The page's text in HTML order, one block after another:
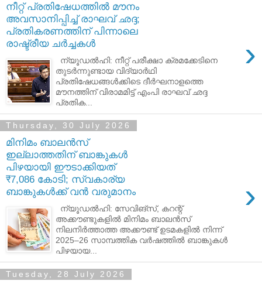
നീറ്റ് പ്രതിഷേധത്തിൽ മൗനം
അവസാനിപ്പിച്ച് രാഘവ് ഛദ്ദ;
പ്രതികരണത്തിന് പിന്നാലെ
രാഷ്ട്രീയ ചർച്ചകൾ
›
ന്യൂഡൽഹി: നീറ്റ് പരീക്ഷാ ക്രമക്കേടിനെ
തുടർന്നുണ്ടായ വിദ്യാർഥി
പ്രതിഷേധങ്ങൾക്കിടെ ദീർഘനാളത്തെ
മൗനത്തിന് വിരാമമിട്ട് എംപി രാഘവ് ഛദ്ദ
പ്രതിക...
Thursday, 30 July 2026
മിനിമം ബാലൻസ്
ഇല്ലാത്തതിന് ബാങ്കുകൾ
പിഴയായി ഈടാക്കിയത്
₹7,086 കോടി; സ്വകാര്യ
ബാങ്കുകൾക്ക് വൻ വരുമാനം
›
ന്യൂഡൽഹി: സേവിങ്സ്, കറന്റ്
അക്കൗണ്ടുകളിൽ മിനിമം ബാലൻസ്
നിലനിർത്താത്ത അക്കൗണ്ട് ഉടമകളിൽ നിന്ന്
2025–26 സാമ്പത്തിക വർഷത്തിൽ ബാങ്കുകൾ
പിഴയായ...
Tuesday, 28 July 2026